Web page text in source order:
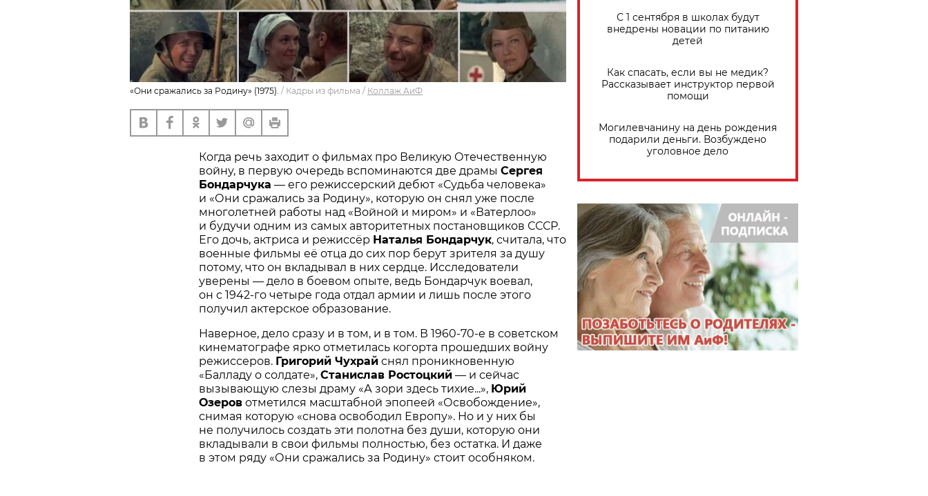
«Они сражались за Родину» (1975). / Кадры из фильма / Коллаж АиФ
Когда речь заходит о фильмах про Великую Отечественную
войну, в первую очередь вспоминаются две драмы Сергея
Бондарчука — его режиссерский дебют «Судьба человека»
и «Они сражались за Родину», которую он снял уже после
многолетней работы над «Войной и миром» и «Ватерлоо»
и будучи одним из самых авторитетных постановщиков СССР.
Его дочь, актриса и режиссёр Наталья Бондарчук, считала, что
военные фильмы её отца до сих пор берут зрителя за душу
потому, что он вкладывал в них сердце. Исследователи
уверены — дело в боевом опыте, ведь Бондарчук воевал,
он с 1942-го четыре года отдал армии и лишь после этого
получил актерское образование.
Наверное, дело сразу и в том, и в том. В 1960-70-е в советском
кинематографе ярко отметилась когорта прошедших войну
режиссеров. Григорий Чухрай снял проникновенную
«Балладу о солдате», Станислав Ростоцкий — и сейчас
вызывающую слезы драму «А зори здесь тихие...», Юрий
Озеров отметился масштабной эпопеей «Освобождение»,
снимая которую «снова освободил Европу». Но и у них бы
не получилось создать эти полотна без души, которую они
вкладывали в свои фильмы полностью, без остатка. И даже
в этом ряду «Они сражались за Родину» стоит особняком.
С 1 сентября в школах будут
внедрены новации по питанию
детей
Как спасать, если вы не медик?
Рассказывает инструктор первой
помощи
Могилевчанину на день рождения
подарили деньги. Возбуждено
уголовное дело